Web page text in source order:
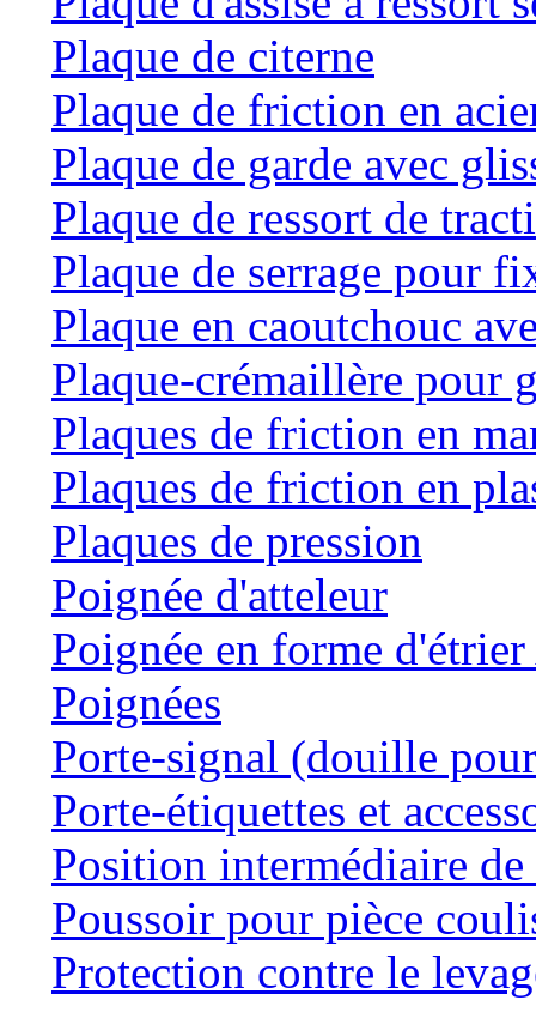
Plaque de citerne
Plaque de friction en
Plaque de garde avec
Plaque de ressort de
Plaque de serrage pour
Plaque en caoutchouc
Plaque-crémaillère pour
Plaques de friction en
Plaques de friction en
Plaques de pression
Poignée d'atteleur
Poignée en forme
Poignées
Porte-signal (douille
Porte-étiquettes et
Position intermédiaire
Poussoir pour pièce
Protection contre le